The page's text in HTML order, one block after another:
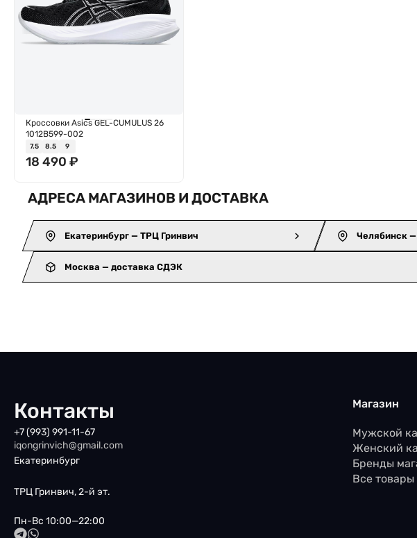
Кроссовки Asics GEL-CUMULUS 26
1012B599-002
7.5 8.5 9
18 490 ₽
АДРЕСА МАГАЗИНОВ И ДОСТАВКА
Екатеринбург — ТРЦ Гринвич Челябинск
Москва — доставка СДЭК
Контакты
+7 (993) 991-11-67
iqongrinvich@gmail.com
Екатеринбург
ТРЦ Гринвич, 2-й эт.
Пн-Вс 10:00—22:00
Магазин
Мужской
Женский
Бренды
Все